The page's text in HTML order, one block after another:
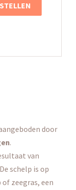
door
.
van
De schelp is op
zeegras, een